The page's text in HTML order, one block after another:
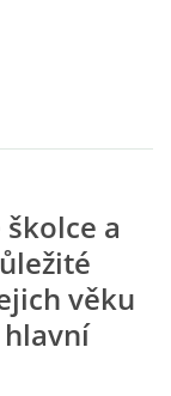
a
věku
hlavní